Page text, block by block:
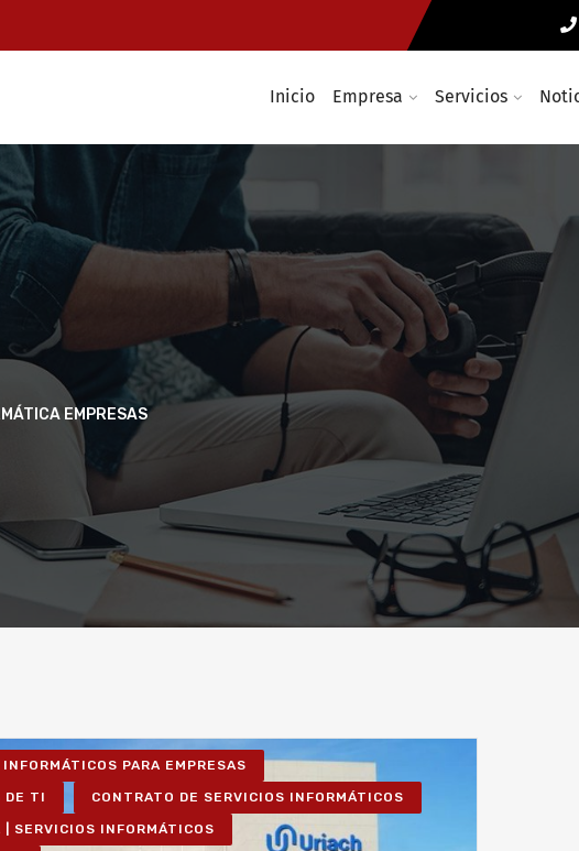
Inicio Empresa Servicios
EMPRESAS
PARA EMPRESAS
DE TI CONTRATO DE SERVICIOS INFORMÁTICOS
SERVICIOS INFORMÁTICOS